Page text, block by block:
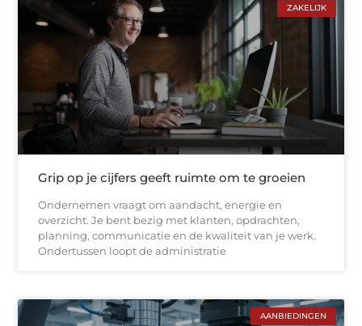
ZAKELIJK
Grip op je cijfers geeft ruimte om te groeien
Ondernemen vraagt om aandacht, energie en
overzicht. Je bent bezig met klanten, opdrachten,
planning, communicatie en de kwaliteit van je werk.
Ondertussen loopt de administratie
AANBIEDINGEN